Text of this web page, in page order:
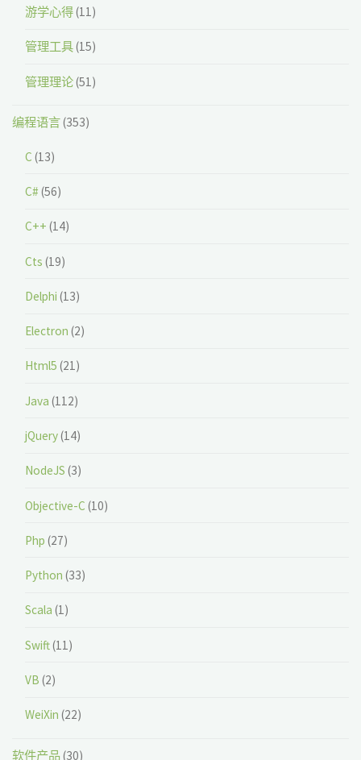
游学心得(11)
管理工具(15)
管理理论(51)
编程语言(353)
C (13)
C# (56)
C++ (14)
Cts (19)
Delphi (13)
Electron (2)
Html5 (21)
Java (112)
jQuery(14)
NodeJS (3)
Objective-C (10)
Php (27)
Python (33)
Scala (1)
Swift(11)
VB (2)
WeiXin (22)
软件产品(30)